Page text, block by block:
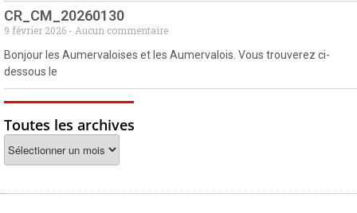
CR_CM_20260130
9 février 2026
Aucun commentaire
Bonjour les Aumervaloises et les Aumervalois. Vous trouverez ci-
dessous le
Toutes les archives